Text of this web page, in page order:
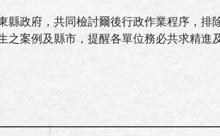
縣政府，共同檢討爾後行政作業程序，
案例及縣市，提醒各單位務必共求精進